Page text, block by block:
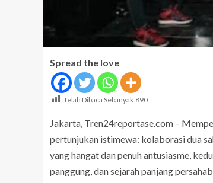
Spread the love
Telah Dibaca Sebanyak 890
Jakarta, Tren24reportase.com –
pertunjukan istimewa: kolaborasi dua
yang hangat dan penuh antusiasme,
panggung, dan sejarah panjang